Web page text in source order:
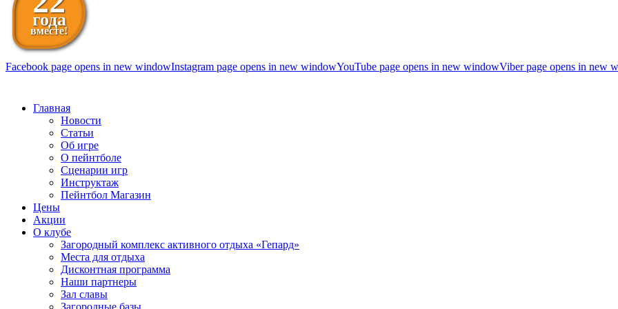
года
вместе!
Facebook page opens in new windowInstagram page opens in new windowYouTube page opens in new windowViber page opens in new
Главная
Новости
Статьи
Об игре
О пейнтболе
Сценарии игр
Инструктаж
Пейнтбол Магазин
Цены
Акции
О клубе
Загородный комплекс активного отдыха «Гепард»
Места для отдыха
Дисконтная программа
Наши партнеры
Зал славы
Загородные базы